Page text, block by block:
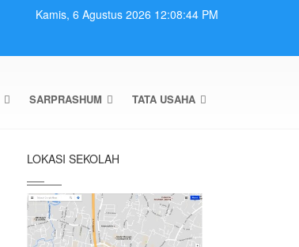
Kamis, 6 Agustus 2026 12:08:45 PM
SARPRASHUM TATA USAHA
LOKASI SEKOLAH